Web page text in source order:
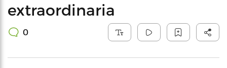
extraordinaria
0